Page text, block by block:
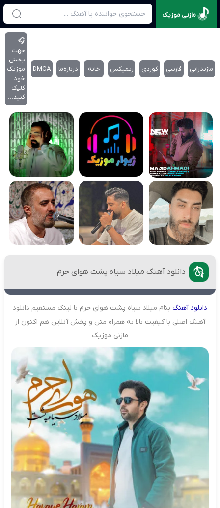
مازنی موزیک
مازندرانی فارسی کوردی ریمیکس خانه درباره‌‌ما DMCA
🎧
جهت
پخش
موزیک
خود
کلیک
کنید…
دانلود آهنگ میلاد سیاه پشت هوای حرم
دانلودآهنگ بنام میلاد سیاه پشت هوای حرم با لینک مستقیم دانلود
آهنگ اصلی با کیفیت بالا به همراه متن و پخش آنلاین هم اکنون از
مازنی موزیک